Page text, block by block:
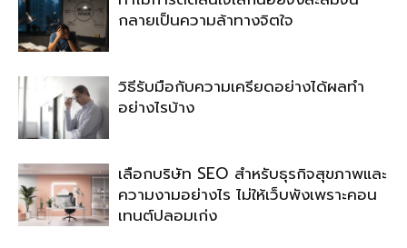
กลายเป็นความล้าทางจิตใจ
วิธีรับมือกับความเครียดอย่างได้ผลทำ
อย่างไรบ้าง
เลือกบริษัท SEO สำหรับธุรกิจสุขภาพและ
ความงามอย่างไร ไม่ให้เว็บพังเพราะคอน
เทนต์ปลอมเก่ง